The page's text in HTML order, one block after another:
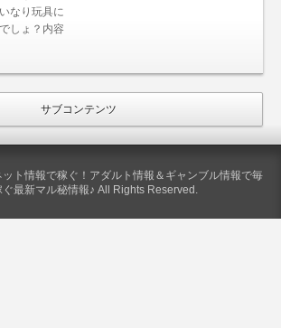
なり玩具に
しょ？内容
サブコンテンツ
ト情報で稼ぐ！アダルト情報＆ギャンブル情報で毎
最新マル秘情報♪ All Rights Reserved.